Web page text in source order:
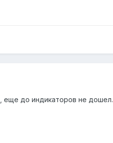
еще до индикаторов не дошел.